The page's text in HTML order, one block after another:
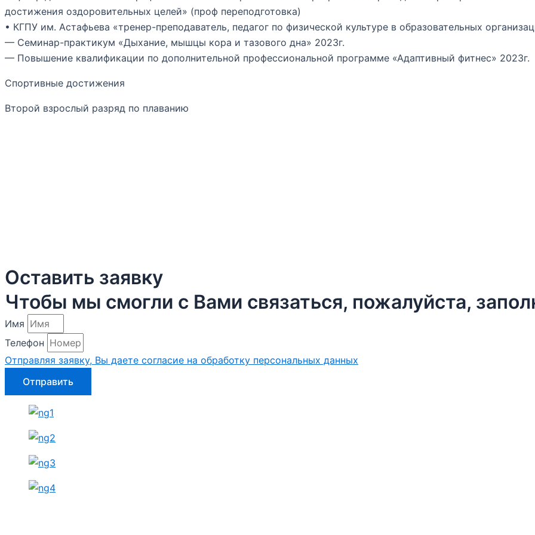
достижения оздоровительных целей» (проф переподготовка)
• КГПУ им. Астафьева «тренер-преподаватель, педагог по физической культуре в образовательных
— Семинар-практикум «Дыхание, мышцы кора и тазового дна» 2023г.
— Повышение квалификации по дополнительной профессиональной программе «Адаптивный фитнес» 2023г.
Спортивные достижения
Второй взрослый разряд по плаванию
Оставить заявку
Чтобы мы смогли с Вами связаться, пожалуйста,
Имя
Телефон
Отправляя заявку, Вы даете согласие на обработку персональных данных
Отправить